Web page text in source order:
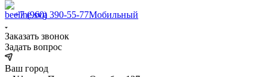
+7 (960) 390-55-77Мобильный
Заказать звонок
Задать вопрос
Ваш город